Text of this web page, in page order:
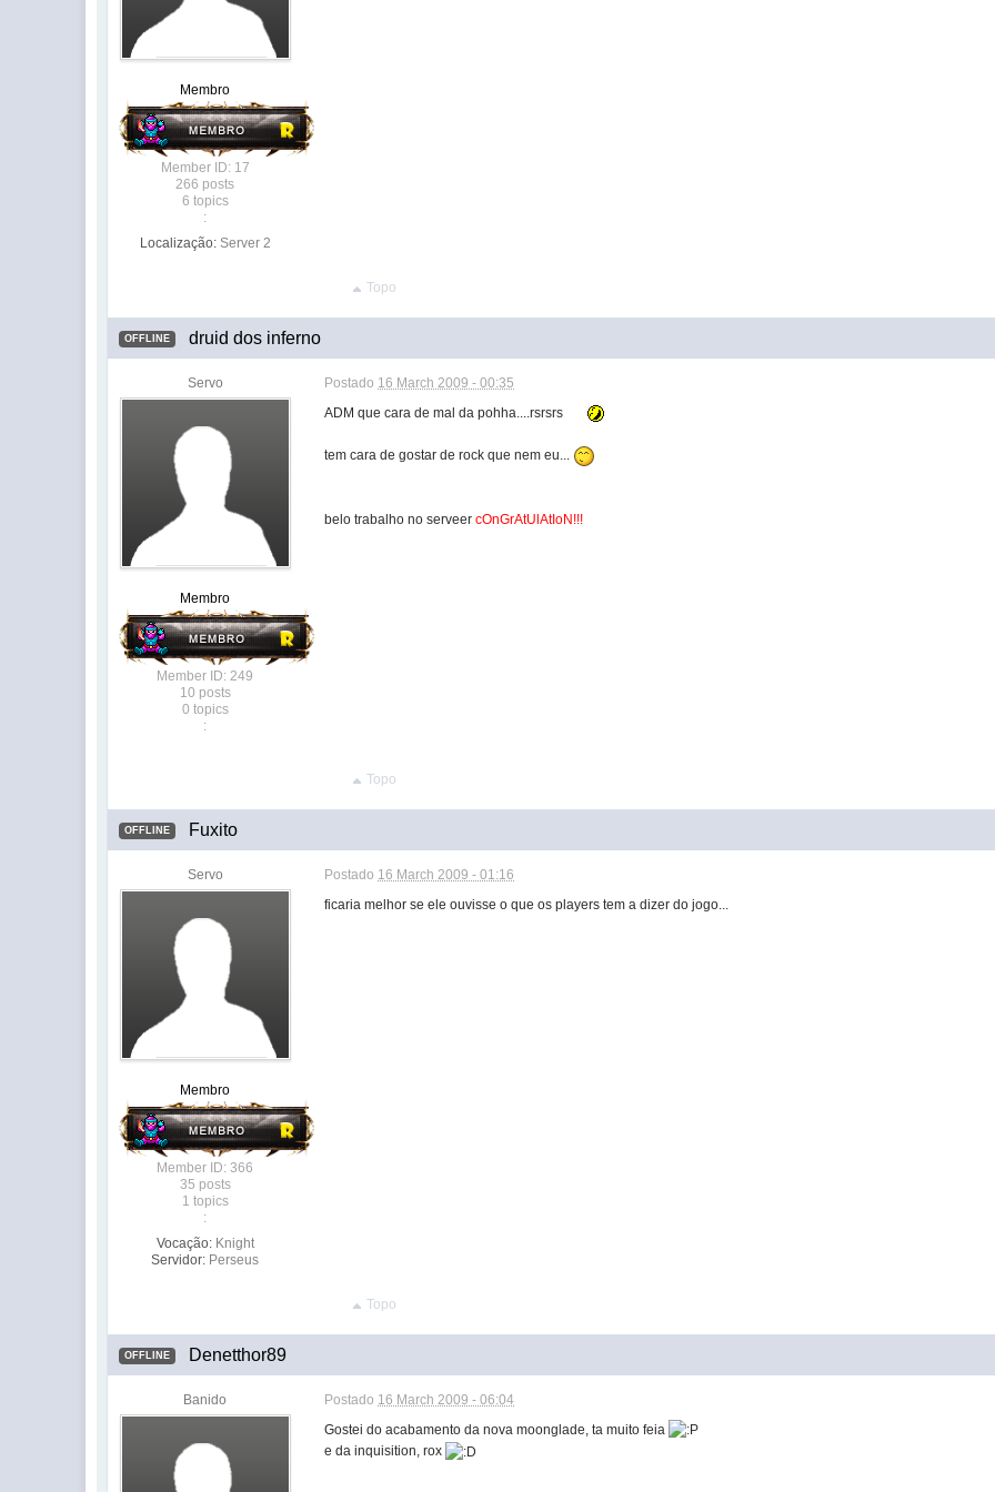
Membro
Member ID: 17
266 posts
6 topics
:
Localização: Server 2
Topo
OFFLINE druid dos inferno
Servo
Membro
Member ID: 249
10 posts
0 topics
:
Postado 16 March 2009 - 00:35
ADM que cara de mal da pohha....rsrsrs
tem cara de gostar de rock que nem eu...
belo trabalho no serveercOnGrAtUlAtIoN!!!
Topo
OFFLINE Fuxito
Servo
Membro
Member ID: 366
35 posts
1 topics
:
Vocação: Knight
Servidor: Perseus
Postado 16 March 2009 - 01:16
ficaria melhor se ele ouvisse o que os players tem a dizer do jogo...
Topo
OFFLINE Denetthor89
Banido Postado 16 March 2009 - 06:04
Gostei do acabamento da nova moonglade, ta muito feia
e da inquisition, rox